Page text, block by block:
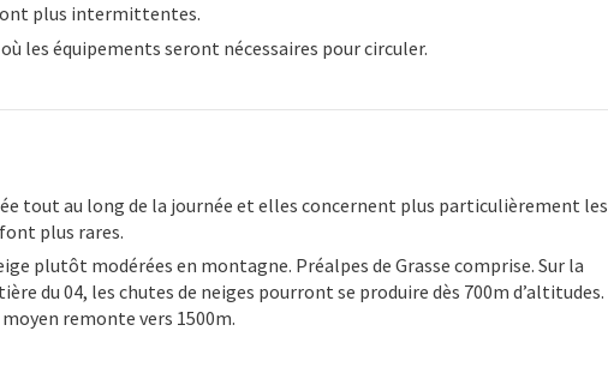
plus intermittentes.
les équipements seront nécessaires pour circuler.
tout au long de la journée et elles concernent plus particulièrement les
plus rares.
plutôt modérées en montagne. Préalpes de Grasse comprise. Sur la
du 04, les chutes de neiges pourront se produire dès 700m d’altitudes.
remonte vers 1500m.